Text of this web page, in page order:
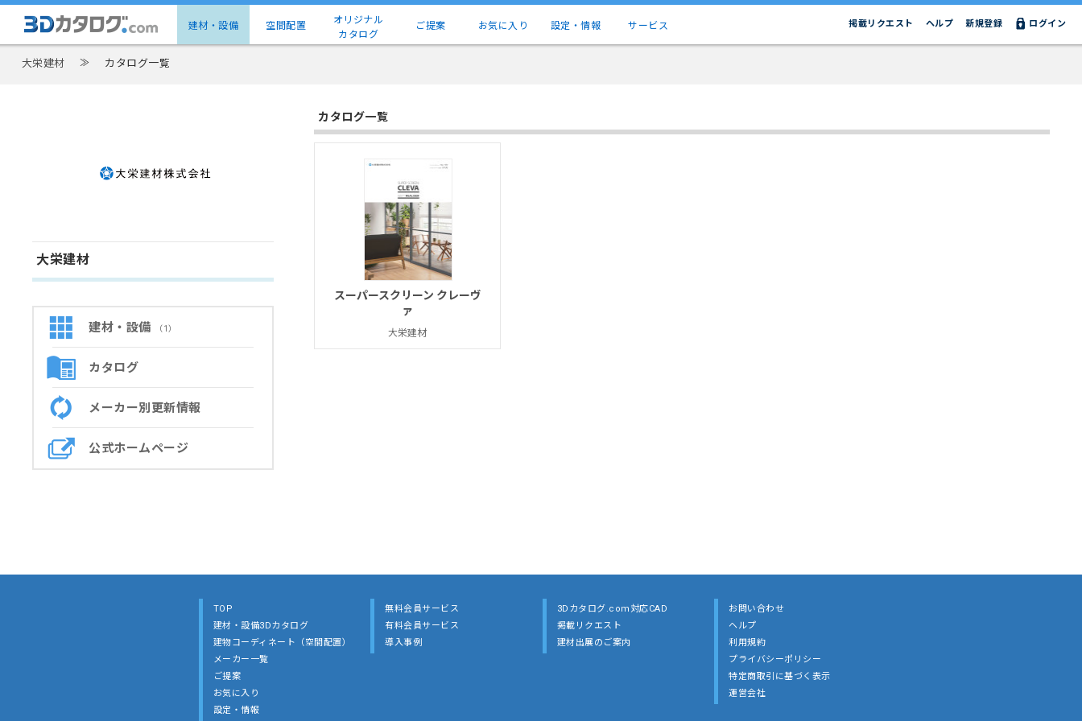
建材・設備 空間配置
オリジナル
カタログ
ご提案 お気に入り 設定・情報 サービス ログイン
新規登録
ヘルプ
掲載リクエスト
大栄建材 ≫ カタログ一覧
大栄建材
建材・設備 （1）
カタログ
メーカー別更新情報
公式ホームページ
カタログ一覧
スーパースクリーン クレーヴ
ァ
大栄建材
TOP
建材・設備3Dカタログ
建物コーディネート（空間配置）
メーカー一覧
ご提案
お気に入り
設定・情報
無料会員サービス
有料会員サービス
導入事例
3Dカタログ.com対応CAD
掲載リクエスト
建材出展のご案内
お問い合わせ
ヘルプ
利用規約
プライバシーポリシー
特定商取引に基づく表示
運営会社